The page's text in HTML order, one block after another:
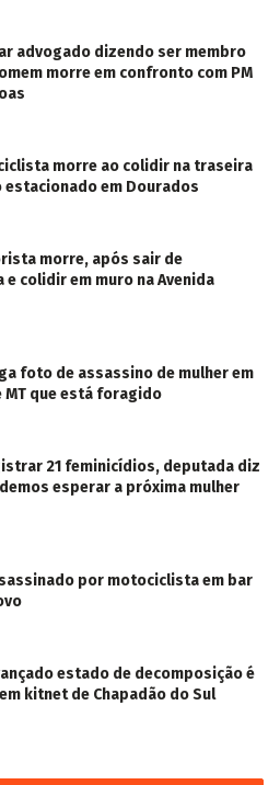
advogado dizendo ser membro
morre em confronto com PM
morre ao colidir na traseira
estacionado em Dourados
morre, após sair de
e colidir em muro na Avenida
foto de assassino de mulher em
MT que está foragido
21 feminicídios, deputada diz
esperar a próxima mulher
por motociclista em bar
estado de decomposição é
kitnet de Chapadão do Sul